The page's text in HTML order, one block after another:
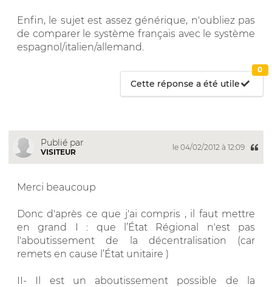
Enfin, le sujet est assez générique, n'oubliez pas
de comparer le système français avec le système
espagnol/italien/allemand.
Cette réponse a été utile
0
Publié par
VISITEUR
le 04/02/2012 à 12:09
Merci beaucoup
Donc d'après ce que j'ai compris , il faut mettre
en grand I : que l’État Régional n'est pas
l'aboutissement de la décentralisation (car
remets en cause l’État unitaire )
II- Il est un aboutissement possible de la